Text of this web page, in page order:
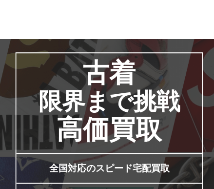
古着
限界まで挑戦
高価買取
全国対応のスピード宅配買取